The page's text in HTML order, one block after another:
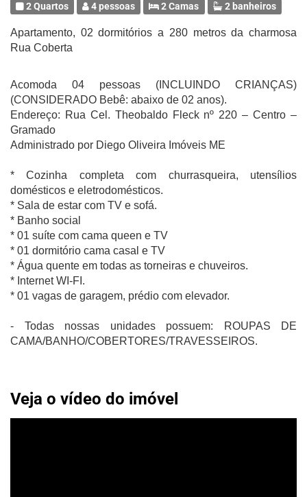
2 Quartos 4 pessoas 2 Camas 2 banheiros
Apartamento, 02 dormitórios a 280 metros da charmosa
Rua Coberta
Acomoda 04 pessoas (INCLUINDO CRIANÇAS)
(CONSIDERADO Bebê: abaixo de 02 anos).
Endereço: Rua Cel. Theobaldo Fleck nº 220 – Centro –
Gramado
Administrado por Diego Oliveira Imóveis ME
* Cozinha completa com churrasqueira, utensílios
domésticos e eletrodomésticos.
* Sala de estar com TV e sofá.
* Banho social
* 01 suíte com cama queen e TV
* 01 dormitório cama casal e TV
* Água quente em todas as torneiras e chuveiros.
* Internet WI-FI.
* 01 vagas de garagem, prédio com elevador.
- Todas nossas unidades possuem: ROUPAS DE
CAMA/BANHO/COBERTORES/TRAVESSEIROS.
Veja o vídeo do imóvel